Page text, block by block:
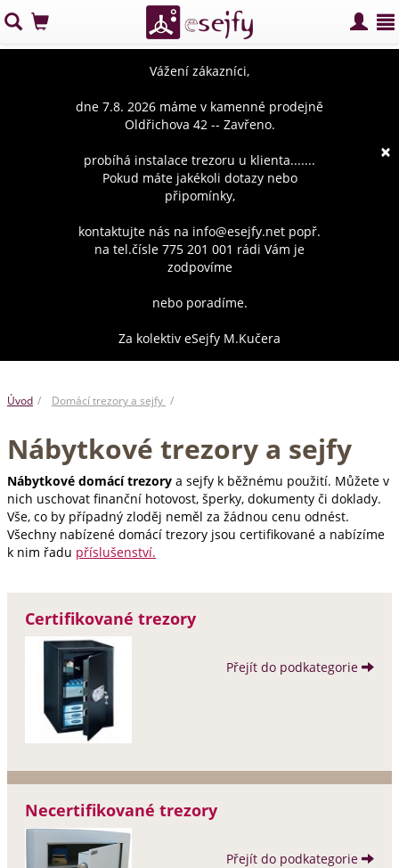
×
Vážení zákazníci,
dne 7.8. 2026 máme v kamenné prodejně
Oldřichova 42 -- Zavřeno.
probíhá instalace trezoru u klienta.......
Pokud máte jakékoli dotazy nebo
připomínky,
kontaktujte nás na info@esejfy.net popř.
na tel.čísle 775 201 001 rádi Vám je
zodpovíme
nebo poradíme.
Za kolektiv eSejfy M.Kučera
Úvod Domácí trezory a sejfy
Nábytkové trezory a sejfy
Nábytkové domácí trezory a sejfy k běžnému použití. Můžete v
nich uschovat finanční hotovost, šperky, dokumenty či doklady.
Vše, co by případný zloděj neměl za žádnou cenu odnést.
Všechny nabízené domácí trezory jsou certifikované a nabízíme
k nim řadu příslušenství.
Certifikované trezory
Přejít do podkategorie
Necertifikované trezory
Přejít do podkategorie